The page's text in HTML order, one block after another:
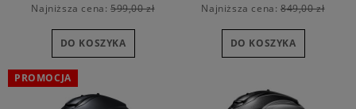
Najniższa cena:599,00 zł
DO KOSZYKA
Najniższa cena:849,00 zł
DO KOSZYKA
PROMOCJA